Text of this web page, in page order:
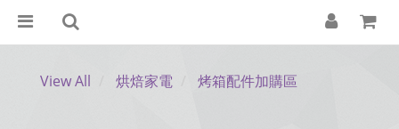
View All 烘焙家電 烤箱配件加購區